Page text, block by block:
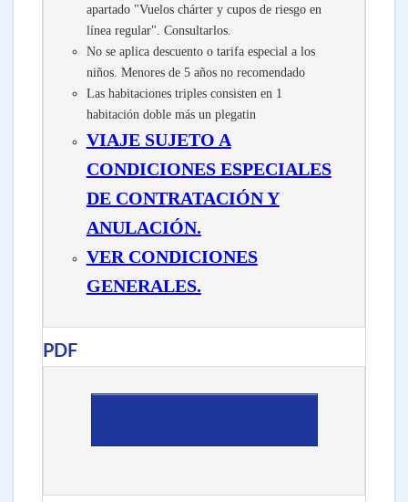
apartado "Vuelos chárter y cupos de riesgo en
línea regular". Consultarlos.
No se aplica descuento o tarifa especial a los
niños. Menores de 5 años no recomendado
Las habitaciones triples consisten en 1
habitación doble más un plegatin
VIAJE SUJETO A
CONDICIONES ESPECIALES
DE CONTRATACIÓN Y
ANULACIÓN.
VER CONDICIONES
GENERALES.
PDF